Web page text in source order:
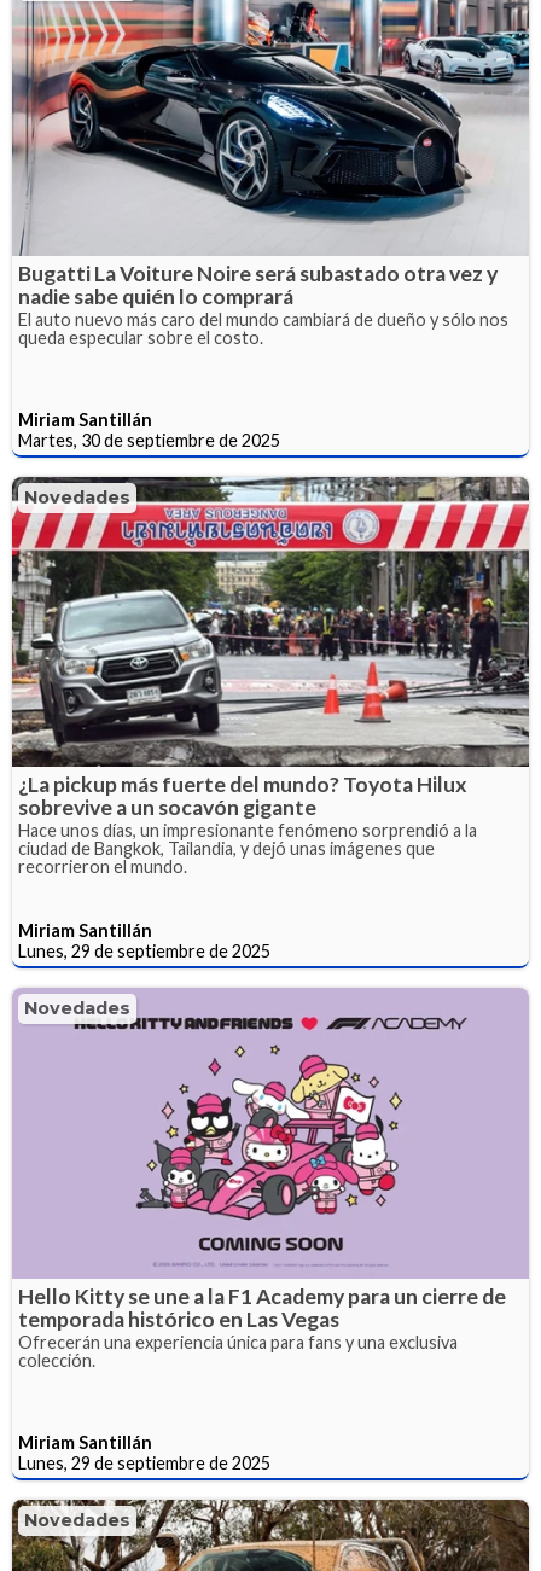
Bugatti La Voiture Noire será subastado otra vez y
nadie sabe quién lo comprará
El auto nuevo más caro del mundo cambiará de dueño y sólo nos
queda especular sobre el costo.
Miriam Santillán
Martes, 30 de septiembre de 2025
Novedades
¿La pickup más fuerte del mundo? Toyota Hilux
sobrevive a un socavón gigante
Hace unos días, un impresionante fenómeno sorprendió a la
ciudad de Bangkok, Tailandia, y dejó unas imágenes que
recorrieron el mundo.
Miriam Santillán
Lunes, 29 de septiembre de 2025
Novedades
Hello Kitty se une a la F1 Academy para un cierre de
temporada histórico en Las Vegas
Ofrecerán una experiencia única para fans y una exclusiva
colección.
Miriam Santillán
Lunes, 29 de septiembre de 2025
Novedades